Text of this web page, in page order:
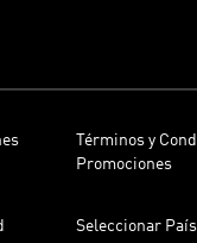
Términos y
Promociones
Seleccionar País